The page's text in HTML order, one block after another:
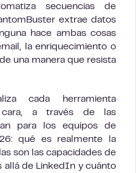
secuencias de
extrae datos
hace ambas cosas
la enriquecimiento o
una manera que resista
cada herramienta
cara, a través de las
para los equipos de
qué es realmente la
son las capacidades de
allá de LinkedIn y cuánto